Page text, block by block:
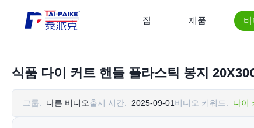
집 제품 비
식품 다이 커트 핸들 플라스틱 봉지
그룹: 다른 비디오출시 시간: 2025-09-01 비디오 키워드: 다이